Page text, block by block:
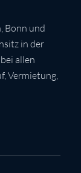
Bonn und
in der
allen
Vermietung,